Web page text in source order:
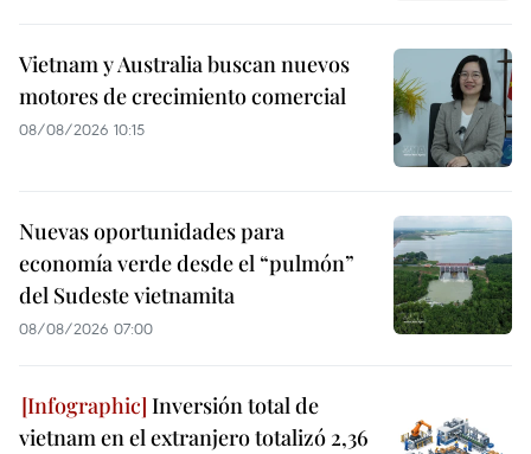
Vietnam y Australia buscan nuevos
motores de crecimiento comercial
08/08/2026 10:15
Nuevas oportunidades para
economía verde desde el “pulmón”
del Sudeste vietnamita
08/08/2026 07:00
Inversión total de
vietnam en el extranjero totalizó 2,36